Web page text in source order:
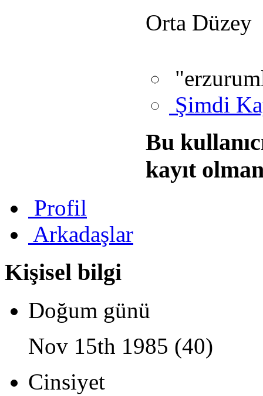
Orta Düzey
Şimdi
Bu
kayıt
Profil
Arkadaşlar
Kişisel bilgi
Doğum günü
Nov 15th 1985 (40)
Cinsiyet